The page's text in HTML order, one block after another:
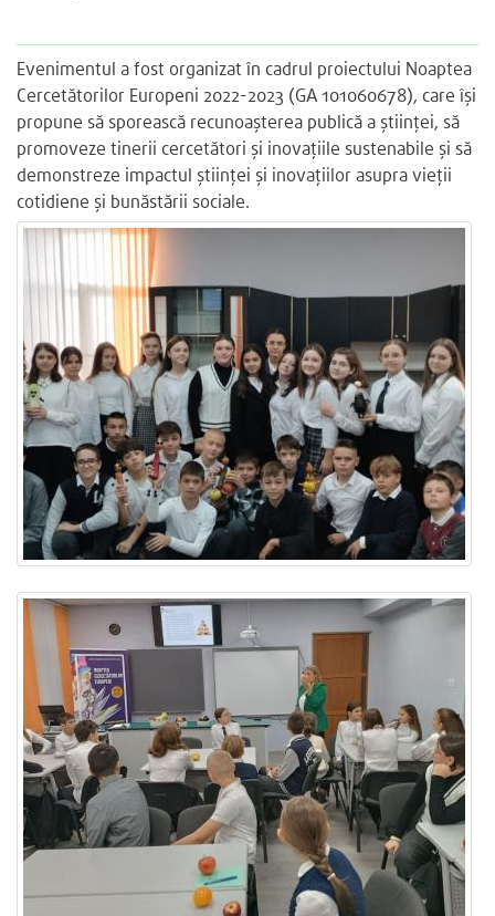
Evenimentul a fost organizat în cadrul proiectului Noaptea
Cercetătorilor Europeni 2022-2023 (GA 101060678), care își
propune să sporească recunoașterea publică a științei, să
promoveze tinerii cercetători și inovațiile sustenabile și să
demonstreze impactul științei și inovațiilor asupra vieții
cotidiene și bunăstării sociale.